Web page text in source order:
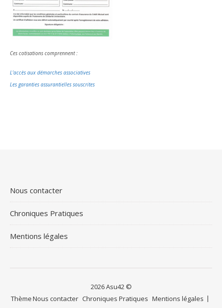
Ces cotisations comprennent :
L’accès aux démarches associatives
Les garanties assurantielles souscrites
Nous contacter
Chroniques Pratiques
Mentions légales
2026 Asu42 ©
Nous contacter Chroniques Pratiques Mentions légales
Thème